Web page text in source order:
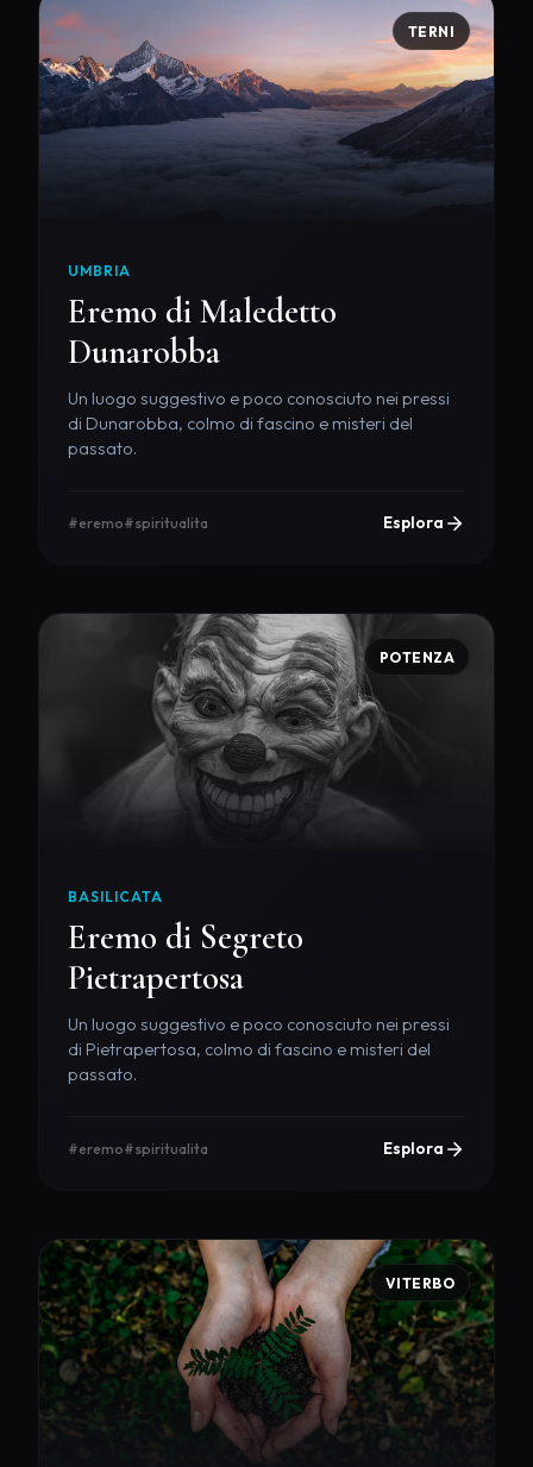
TERNI
UMBRIA
Eremo di Maledetto
Dunarobba
Un luogo suggestivo e poco conosciuto nei pressi
di Dunarobba, colmo di fascino e misteri del
passato.
#eremo#spiritualita Esplora
POTENZA
BASILICATA
Eremo di Segreto
Pietrapertosa
Un luogo suggestivo e poco conosciuto nei pressi
di Pietrapertosa, colmo di fascino e misteri del
passato.
#eremo#spiritualita Esplora
VITERBO